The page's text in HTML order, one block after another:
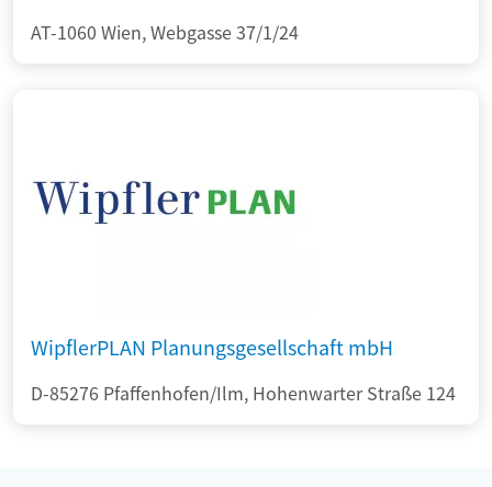
AT-1060 Wien, Webgasse 37/1/24
WipflerPLAN Planungsgesellschaft mbH
D-85276 Pfaffenhofen/Ilm, Hohenwarter Straße 124